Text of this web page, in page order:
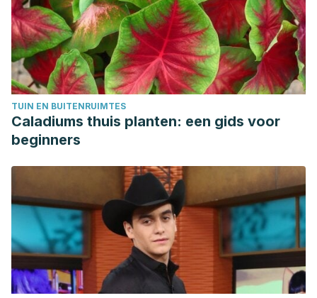
Singh, R., Akhtar, N., & Haqqi, T. M. (2010). Green tea
polyphenol epigallocatechi3-gallate: Inflammation and
arthritis. Life Sciences.
https://doi.org/10.1016/j.lfs.2010.04.013
Chrubasik, J. E., Roufogalis, B. D., & Chrabasik, S. (2007).
Evidence of effectiveness of herbal antiinflammatory drugs
in the treatment of painful osteoarthritis and chronic low
https://doi.org/10.1002/ptr.2142
Shara, M., & Stohs, S. J. (2015). Efficacy and Safety of
White Willow Bark (Salix alba) Extracts. Phytotherapy
Research.https://doi.org/10.1002/ptr.5377
Clínica Mayo. Artritis Reumatoide. (2019). Recuperado el 13
de octubre de 2020. https://www.mayoclinic.org/es-
es/diseases-conditions/rheumatoid-arthritis/symptoms-
TUIN EN BUITENRUIMTES
Caladiums thuis planten: een gids voor
beginners